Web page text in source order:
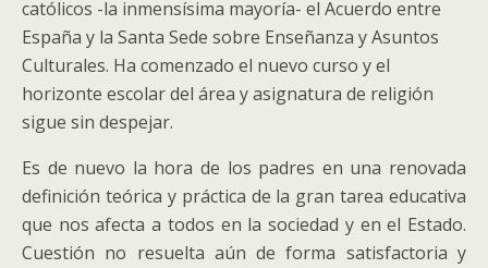
católicos -la inmensísima mayoría- el Acuerdo entre
España y la Santa Sede sobre Enseñanza y Asuntos
Culturales. Ha comenzado el nuevo curso y el
horizonte escolar del área y asignatura de religión
sigue sin despejar.
Es de nuevo la hora de los padres en una renovada
definición teórica y práctica de la gran tarea educativa
que nos afecta a todos en la sociedad y en el Estado.
Cuestión no resuelta aún de forma satisfactoria y